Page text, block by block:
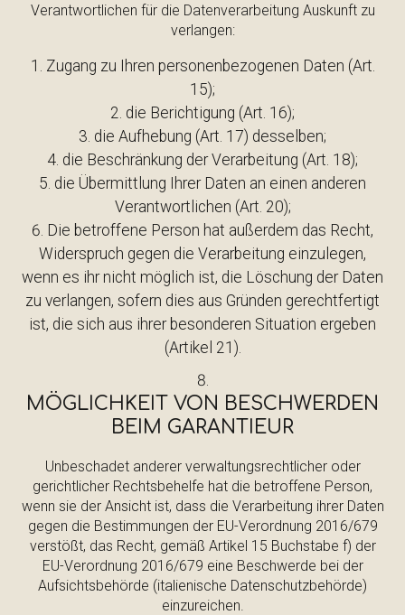
Verantwortlichen für die Datenverarbeitung Auskunft zu
verlangen:
Zugang zu Ihren personenbezogenen Daten (Art.
15);
die Berichtigung (Art. 16);
die Aufhebung (Art. 17) desselben;
die Beschränkung der Verarbeitung (Art. 18);
die Übermittlung Ihrer Daten an einen anderen
Verantwortlichen (Art. 20);
Die betroffene Person hat außerdem das Recht,
Widerspruch gegen die Verarbeitung einzulegen,
wenn es ihr nicht möglich ist, die Löschung der Daten
zu verlangen, sofern dies aus Gründen gerechtfertigt
ist, die sich aus ihrer besonderen Situation ergeben
(Artikel 21).
MÖGLICHKEIT VON BESCHWERDEN
BEIM GARANTIEUR
Unbeschadet anderer verwaltungsrechtlicher oder
gerichtlicher Rechtsbehelfe hat die betroffene Person,
wenn sie der Ansicht ist, dass die Verarbeitung ihrer Daten
gegen die Bestimmungen der EU-Verordnung 2016/679
verstößt, das Recht, gemäß Artikel 15 Buchstabe f) der
EU-Verordnung 2016/679 eine Beschwerde bei der
Aufsichtsbehörde (italienische Datenschutzbehörde)
einzureichen.